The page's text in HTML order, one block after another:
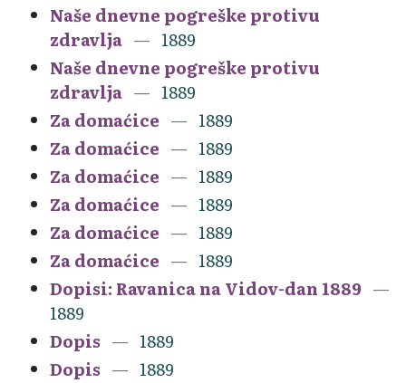
Naše dnevne pogreške protivu
zdravlja
1889
Naše dnevne pogreške protivu
zdravlja
1889
Za domaćice
1889
Za domaćice
1889
Za domaćice
1889
Za domaćice
1889
Za domaćice
1889
Za domaćice
1889
Dopisi: Ravanica na Vidov-dan 1889
1889
Dopis
1889
Dopis
1889